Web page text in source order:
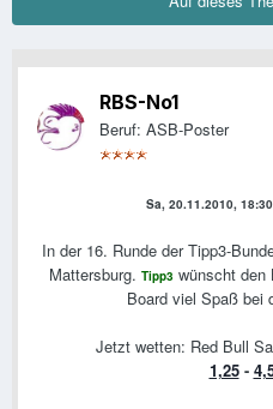
RBS-No1
Beruf: ASB-Poster
Sa, 20.11.2010,
In der 16. Runde der Tipp3-
Mattersburg. Tipp3 wünscht den
Board viel Spaß bei
Jetzt wetten: Red Bull
1,25-